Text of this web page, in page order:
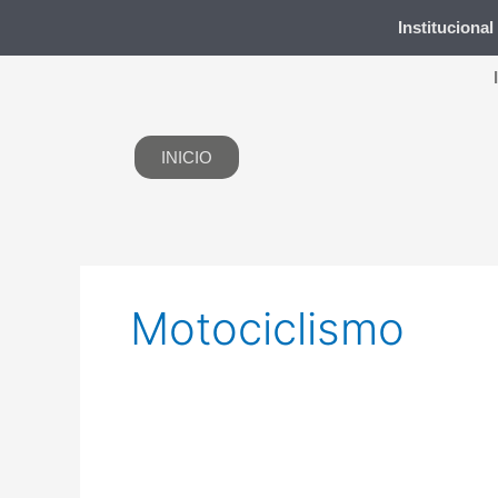
Institucional
INICIO
Motociclismo